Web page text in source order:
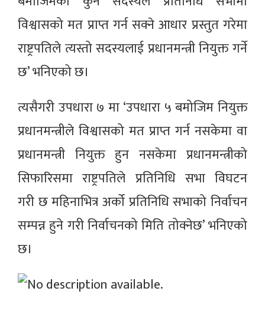
विश्वासको मत प्राप्त गर्न सक्ने आधार प्रस्तुत गरेमा
राष्ट्रपतिले त्यस्तो सदस्यलाई प्रधानमन्त्री नियुक्त गर्ने
छ’ भनिएको छ।
त्यसैगरी उपधारा ७ मा ‘उपधारा ५ बमोजिम नियुक्त
प्रधानमन्त्रीले विश्वासको मत प्राप्त गर्न नसकेमा वा
प्रधानमन्त्री नियुक्त हुन नसकेमा प्रधानमन्त्रीको
सिफारिसमा राष्ट्रपतिले प्रतिनिधि सभा विघटन
गरी छ महिनाभित्र अर्को प्रतिनिधि सभाको निर्वाचन
सम्पन्न हुने गरी निर्वाचनको मिति तोक्नेछ’ भनिएको
छ।